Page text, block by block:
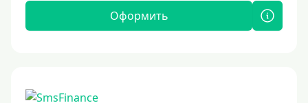
Оформить